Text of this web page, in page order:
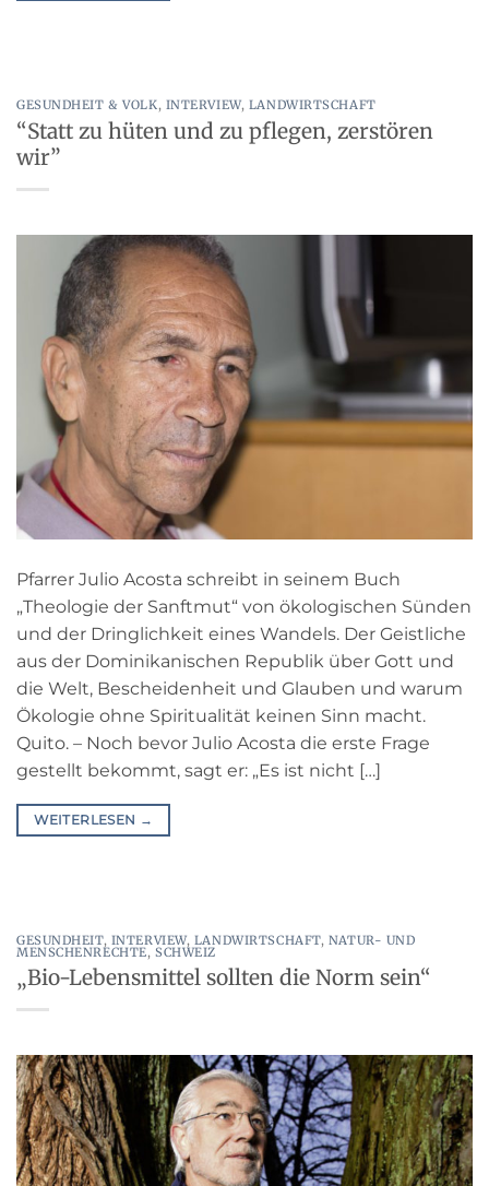
GESUNDHEIT & VOLK, INTERVIEW, LANDWIRTSCHAFT
“Statt zu hüten und zu pflegen, zerstören
wir”
Pfarrer Julio Acosta schreibt in seinem Buch
„Theologie der Sanftmut“ von ökologischen Sünden
und der Dringlichkeit eines Wandels. Der Geistliche
aus der Dominikanischen Republik über Gott und
die Welt, Bescheidenheit und Glauben und warum
Ökologie ohne Spiritualität keinen Sinn macht.
Quito. – Noch bevor Julio Acosta die erste Frage
gestellt bekommt, sagt er: „Es ist nicht […]
WEITERLESEN →
GESUNDHEIT, INTERVIEW, LANDWIRTSCHAFT, NATUR- UND
MENSCHENRECHTE, SCHWEIZ
„Bio-Lebensmittel sollten die Norm sein“